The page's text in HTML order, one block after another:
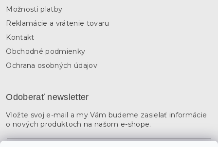
Možnosti platby
Reklamácie a vrátenie tovaru
Kontakt
Obchodné podmienky
Ochrana osobných údajov
Odoberať newsletter
Vložte svoj e-mail a my Vám budeme zasielať informácie
o nových produktoch na našom e-shope.